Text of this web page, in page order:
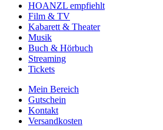
HOANZL empfiehlt
Film & TV
Kabarett & Theater
Musik
Buch & Hörbuch
Streaming
Tickets
Mein Bereich
Gutschein
Kontakt
Versandkosten